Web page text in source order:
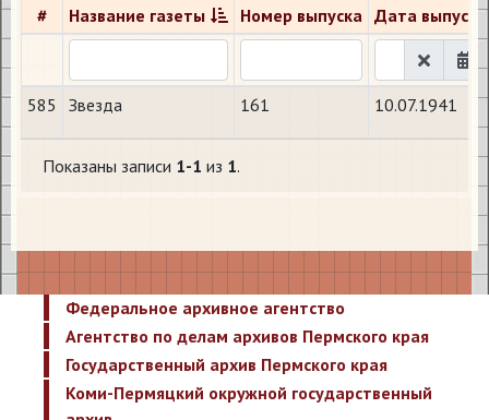
# Название газеты Номер выпуска Дата выпуска
585 Звезда 161 10.07.1941
Показаны записи 1-1 из 1.
Федеральное архивное агентство
Агентство по делам архивов Пермского края
Государственный архив Пермского края
Коми-Пермяцкий окружной государственный